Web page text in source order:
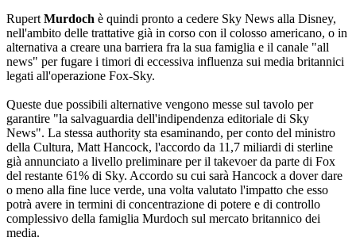
Rupert Murdoch è quindi pronto a cedere Sky News alla Disney,
nell'ambito delle trattative già in corso con il colosso americano, o in
alternativa a creare una barriera fra la sua famiglia e il canale "all
news" per fugare i timori di eccessiva influenza sui media britannici
legati all'operazione Fox-Sky.
Queste due possibili alternative vengono messe sul tavolo per
garantire "la salvaguardia dell'indipendenza editoriale di Sky
News". La stessa authority sta esaminando, per conto del ministro
della Cultura, Matt Hancock, l'accordo da 11,7 miliardi di sterline
già annunciato a livello preliminare per il takevoer da parte di Fox
del restante 61% di Sky. Accordo su cui sarà Hancock a dover dare
o meno alla fine luce verde, una volta valutato l'impatto che esso
potrà avere in termini di concentrazione di potere e di controllo
complessivo della famiglia Murdoch sul mercato britannico dei
media.